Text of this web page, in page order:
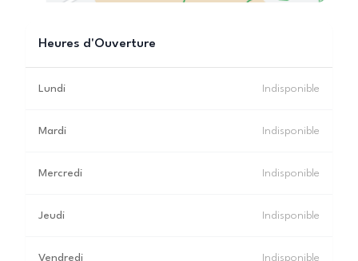
Heures d'Ouverture
Lundi Indisponible
Mardi Indisponible
Mercredi Indisponible
Jeudi Indisponible
Vendredi Indisponible